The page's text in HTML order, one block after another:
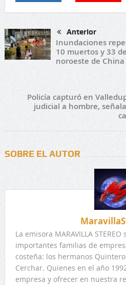
Anterior
Inundaciones
10 muertos y 33
noroeste de China
Policía capturó en
judicial a hombre,
SOBRE EL AUTOR
La emisora MARAVILLA
importantes familias de
costeña: los hermanos
Cerchar. Quienes en el año
empresa y ofrecer en nuestra